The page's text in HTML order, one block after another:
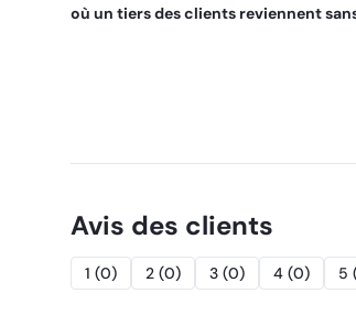
où un tiers des clients reviennent
Avis des clients
1 (0) 2 (0) 3 (0) 4 (0) 5